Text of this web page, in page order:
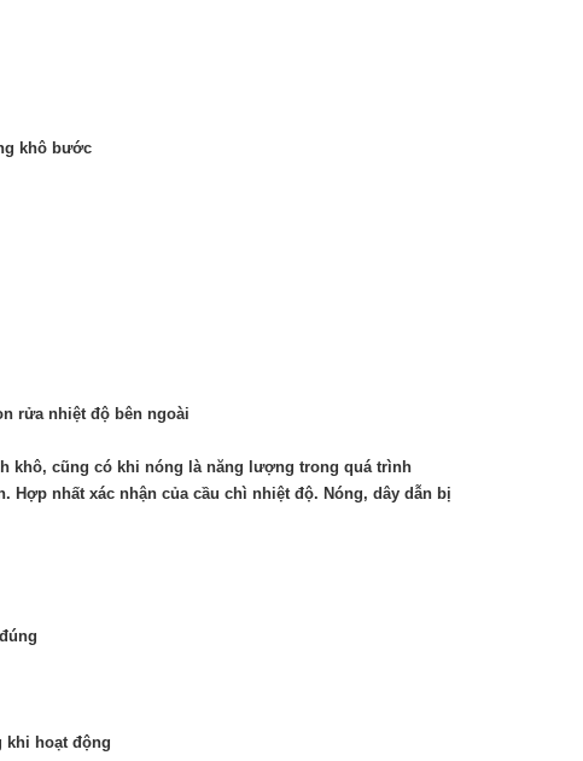
khô bước
rửa nhiệt độ bên ngoài
khô, cũng có khi nóng là năng lượng trong quá trình
nhất xác nhận của cầu chì nhiệt độ. Nóng, dây dẫn bị
khi hoạt động